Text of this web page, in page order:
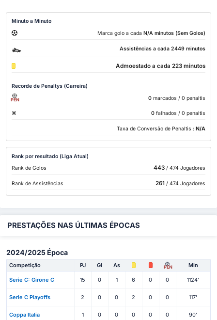
Minuto a Minuto
Marca golo a cada N/A minutos (Sem Golos)
Assistências a cada 2449 minutos
Admoestado a cada 223 minutos
Recorde de Penaltys (Carreira)
PEN 0 marcados / 0 penaltis
0 falhados / 0 penaltis
Taxa de Conversão de Penaltis : N/A
Rank por resultado (Liga Atual)
Rank de Golos
443/ 474 Jogadores
Rank de Assistências 261 / 474 Jogadores
PRESTAÇÕES NAS ÚLTIMAS ÉPOCAS
2024/2025 Época
Competição PJ Gl As PEN Min
Serie C: Girone C 15 0 1 6 0 0 1124'
Serie C Playoffs 2 0 0 2 0 0 117'
Coppa Italia 1 0 0 0 0 0 90'